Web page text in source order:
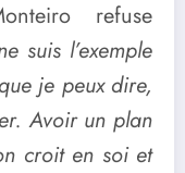
refuse
suis l’exemple
je peux dire,
Avoir un plan
croit en soi et